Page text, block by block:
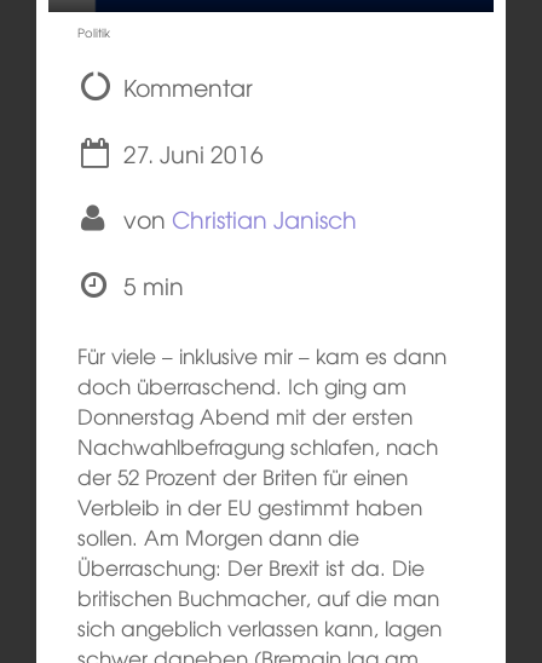
Politik
Kommentar
27. Juni 2016
von Christian Janisch
5 min
Für viele – inklusive mir – kam es dann
doch überraschend. Ich ging am
Donnerstag Abend mit der ersten
Nachwahlbefragung schlafen, nach
der 52 Prozent der Briten für einen
Verbleib in der EU gestimmt haben
sollen. Am Morgen dann die
Überraschung: Der Brexit ist da. Die
britischen Buchmacher, auf die man
sich angeblich verlassen kann, lagen